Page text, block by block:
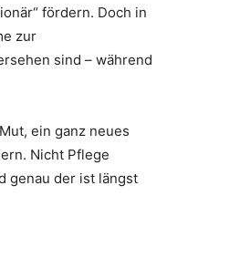
fördern. Doch in
zur
sind – während
ein ganz neues
Nicht Pflege
genau der ist längst